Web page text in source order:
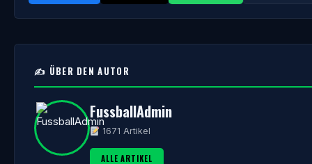
✍️ ÜBER DEN AUTOR
FussballAdmin
1671 Artikel
ALLE ARTIKEL